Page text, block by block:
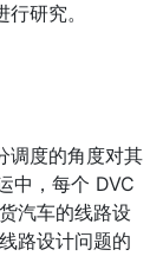
研究。
调度的角度对其
中，每个 DVC
汽车的线路设
路设计问题的